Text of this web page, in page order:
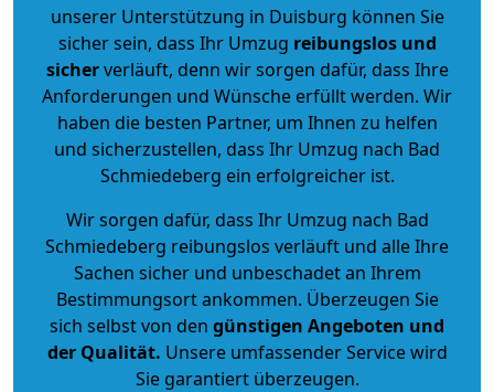
unserer Unterstützung in Duisburg können Sie
sicher sein, dass Ihr Umzug reibungslos und
sicherverläuft, denn wir sorgen dafür, dass Ihre
Anforderungen und Wünsche erfüllt werden. Wir
haben die besten Partner, um Ihnen zu helfen
und sicherzustellen, dass Ihr Umzug nach Bad
Schmiedeberg ein erfolgreicher ist.
Wir sorgen dafür, dass Ihr Umzug nach Bad
Schmiedeberg reibungslos verläuft und alle Ihre
Sachen sicher und unbeschadet an Ihrem
Bestimmungsort ankommen. Überzeugen Sie
sich selbst von den günstigen Angeboten und
der Qualität. Unsere umfassender Service wird
Sie garantiert überzeugen.